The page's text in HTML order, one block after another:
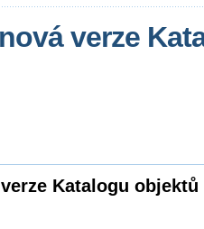
verze
Katalogu objektů